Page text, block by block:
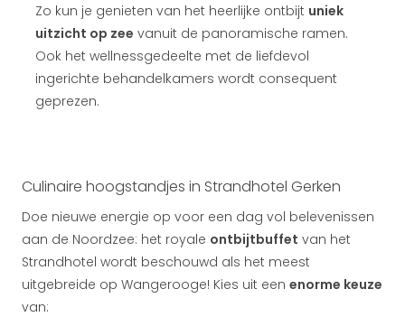
Zo kun je genieten van het heerlijke ontbijt uniek
uitzicht op zee vanuit de panoramische ramen.
Ook het wellnessgedeelte met de liefdevol
ingerichte behandelkamers wordt consequent
geprezen.
Culinaire hoogstandjes in Strandhotel Gerken
Doe nieuwe energie op voor een dag vol belevenissen
aan de Noordzee: het royale ontbijtbuffet van het
Strandhotel wordt beschouwd als het meest
uitgebreide op Wangerooge! Kies uit een enorme keuze
van: